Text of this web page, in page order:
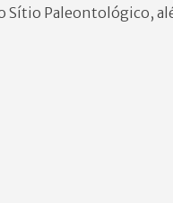
Sítio Paleontológico,